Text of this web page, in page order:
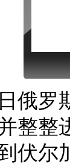
罗斯
整整
伏尔